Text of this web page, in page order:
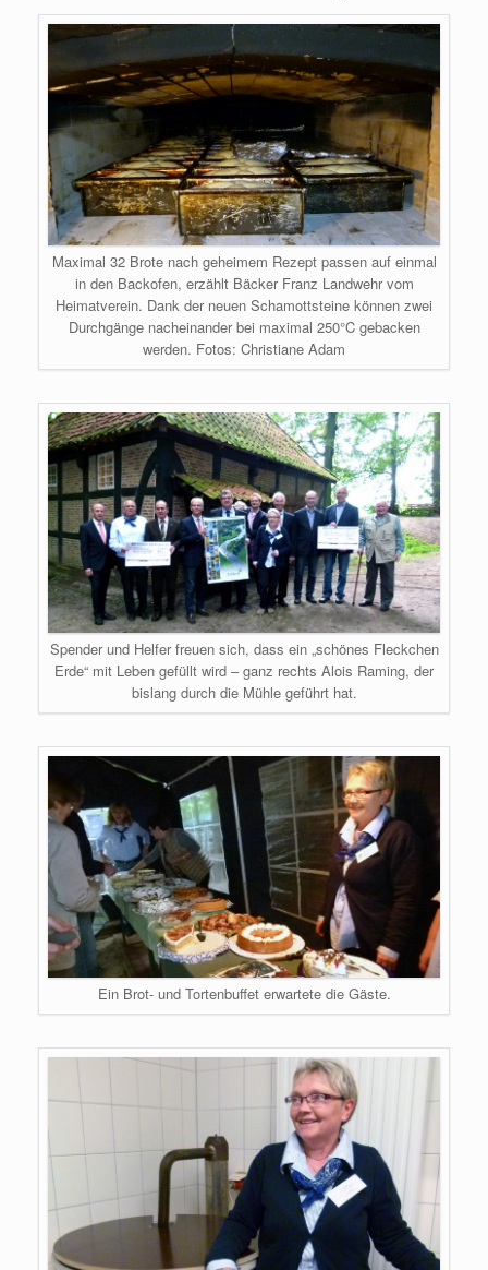
Maximal 32 Brote nach geheimem Rezept passen auf einmal
in den Backofen, erzählt Bäcker Franz Landwehr vom
Heimatverein. Dank der neuen Schamottsteine können zwei
Durchgänge nacheinander bei maximal 250°C gebacken
werden. Fotos: Christiane Adam
Spender und Helfer freuen sich, dass ein „schönes Fleckchen
Erde“ mit Leben gefüllt wird – ganz rechts Alois Raming, der
bislang durch die Mühle geführt hat.
Ein Brot- und Tortenbuffet erwartete die Gäste.